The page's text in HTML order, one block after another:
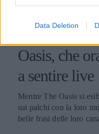
Data Deletion
Le 10 più
Oasis, che
a sentire live
Mentre The Oasis si
sui palchi con la loro
belle frasi delle loro